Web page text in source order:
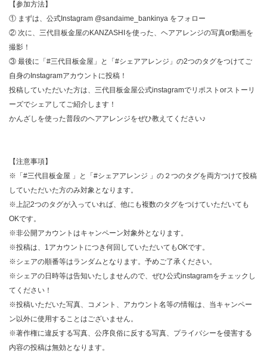
【参加方法】
① まずは、公式Instagram @sandaime_bankinya をフォロー
② 次に、三代目板金屋のKANZASHIを使った、ヘアアレンジの写真or動画を
撮影！
③ 最後に「 #三代目板金屋 」と「 #シェアアレンジ 」の2つのタグをつけてご
自身のInstagramアカウントに投稿！
投稿していただいた方は、三代目板金屋公式instagramでリポストorストーリ
ーズでシェアしてご紹介します！
かんざしを使った普段のヘアアレンジをぜひ教えてください♪
【注意事項】
※「 #三代目板金屋 」と「 #シェアアレンジ 」の２つのタグを両方つけて投稿
していただいた方のみ対象となります。
※上記2つのタグが入っていれば、他にも複数のタグをつけていただいても
OKです。
※非公開アカウントはキャンペーン対象外となります。
※投稿は、1アカウントにつき何回していただいてもOKです。
※シェアの順番等はランダムとなります。予めご了承ください。
※シェアの日時等は告知いたしませんので、ぜひ公式instagramをチェックし
てください！
※投稿いただいた写真、コメント、アカウント名等の情報は、当キャンペー
ン以外に使用することはございません。
※著作権に違反する写真、公序良俗に反する写真、プライバシーを侵害する
内容の投稿は無効となります。